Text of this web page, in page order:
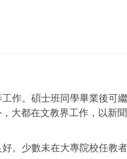
作。碩士班同學畢業後可
大都在文教界工作，以新
。少數未在大專院校任教